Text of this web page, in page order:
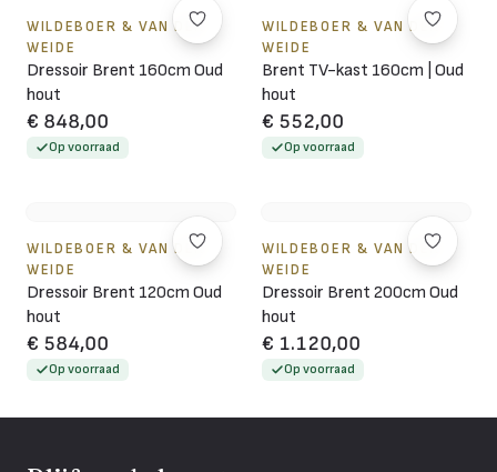
WILDEBOER & VAN DER
WEIDE
Dressoir Brent 160cm Oud
hout
€ 848,00
Op voorraad
WILDEBOER & VAN DER
WEIDE
Brent TV-kast 160cm | Oud
hout
€ 552,00
Op voorraad
WILDEBOER & VAN DER
WEIDE
Dressoir Brent 120cm Oud
hout
€ 584,00
Op voorraad
WILDEBOER & VAN DER
WEIDE
Dressoir Brent 200cm Oud
hout
€ 1.120,00
Op voorraad